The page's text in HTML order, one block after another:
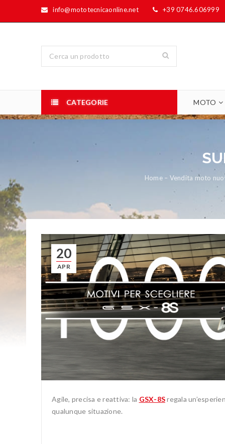
info@mototecnicaonline.net +39 0746.606999
CATEGORIE MOTO
Home – Vendita moto
20
APR
Agile, precisa e reattiva: la GSX-8Sregala
qualunque situazione.